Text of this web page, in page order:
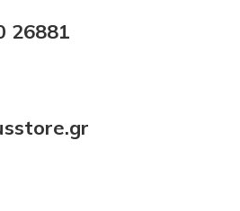
26881